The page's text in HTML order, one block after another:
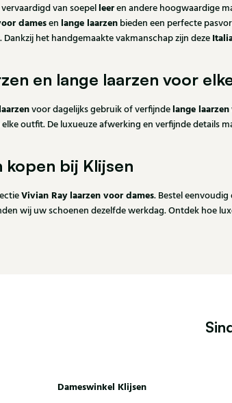
vervaardigd van soepelleeren andere hoogwaardige
damesen lange laarzen bieden een perfecte
het handgemaakte vakmanschap zijn deze
en lange laarzen voor
voor dagelijks gebruik of verfijnde lange laarzen
outfit. De luxueuze afwerking en verfijnde details
kopen bij Klijsen
Vivian Ray laarzen voor dames. Bestel
wij uw schoenen dezelfde werkdag. Ontdek hoe
Dameswinkel Klijsen